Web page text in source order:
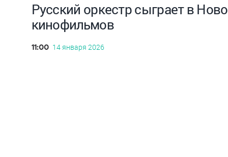
Русский оркестр сыграет в
кинофильмов
11:00 14 января 2026